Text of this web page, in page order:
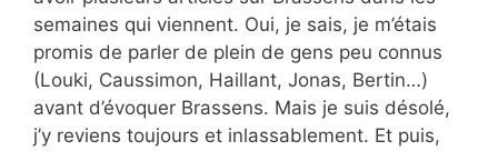
semaines qui viennent. Oui, je sais, je m’étais
promis de parler de plein de gens peu connus
(Louki, Caussimon, Haillant, Jonas, Bertin…)
avant d’évoquer Brassens. Mais je suis désolé,
j’y reviens toujours et inlassablement. Et puis,